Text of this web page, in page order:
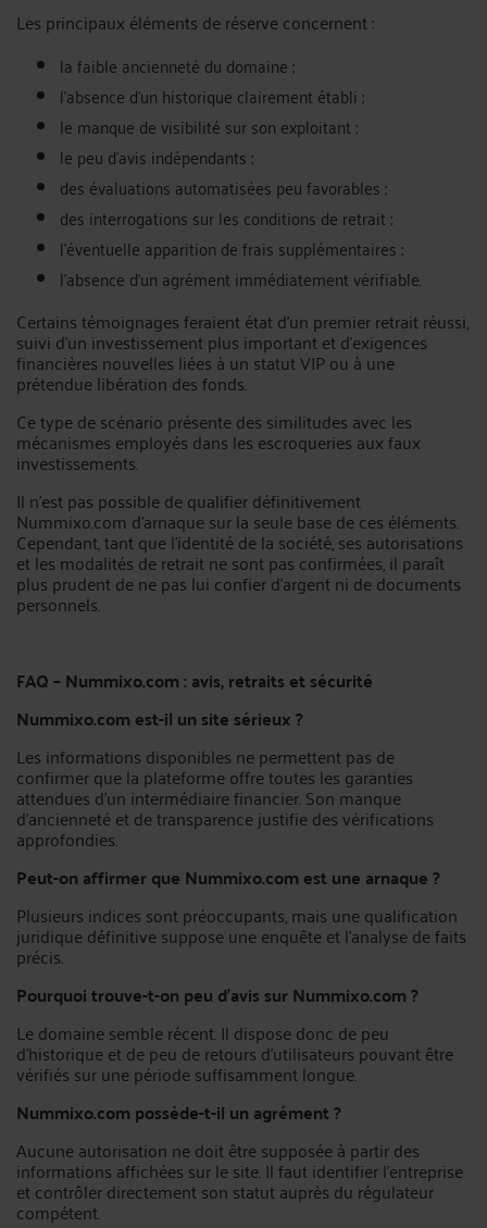
Les principaux éléments de réserve concernent :
la faible ancienneté du domaine ;
l’absence d’un historique clairement établi ;
le manque de visibilité sur son exploitant ;
le peu d’avis indépendants ;
des évaluations automatisées peu favorables ;
des interrogations sur les conditions de retrait ;
l’éventuelle apparition de frais supplémentaires ;
l’absence d’un agrément immédiatement vérifiable.
Certains témoignages feraient état d’un premier retrait réussi,
suivi d’un investissement plus important et d’exigences
financières nouvelles liées à un statut VIP ou à une
prétendue libération des fonds.
Ce type de scénario présente des similitudes avec les
mécanismes employés dans les escroqueries aux faux
investissements.
Il n’est pas possible de qualifier définitivement
Nummixo.com d’arnaque sur la seule base de ces éléments.
Cependant, tant que l’identité de la société, ses autorisations
et les modalités de retrait ne sont pas confirmées, il paraît
plus prudent de ne pas lui confier d’argent ni de documents
personnels.
FAQ – Nummixo.com : avis, retraits et sécurité
Nummixo.com est-il un site sérieux ?
Les informations disponibles ne permettent pas de
confirmer que la plateforme offre toutes les garanties
attendues d’un intermédiaire financier. Son manque
d’ancienneté et de transparence justifie des vérifications
approfondies.
Peut-on affirmer que Nummixo.com est une arnaque ?
Plusieurs indices sont préoccupants, mais une qualification
juridique définitive suppose une enquête et l’analyse de faits
précis.
Pourquoi trouve-t-on peu d’avis sur Nummixo.com ?
Le domaine semble récent. Il dispose donc de peu
d’historique et de peu de retours d’utilisateurs pouvant être
vérifiés sur une période suffisamment longue.
Nummixo.com possède-t-il un agrément ?
Aucune autorisation ne doit être supposée à partir des
informations affichées sur le site. Il faut identifier l’entreprise
et contrôler directement son statut auprès du régulateur
compétent.